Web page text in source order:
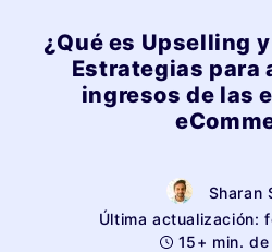
¿Qué es Upselling
Estrategias para
ingresos de las
Sharan
Última actualización:
15+ min.